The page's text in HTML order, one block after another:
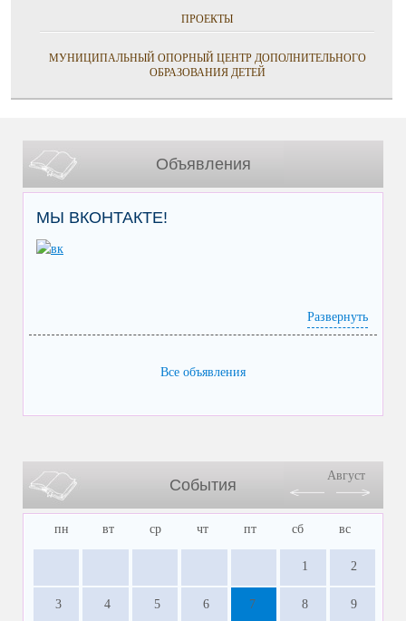
ПРОЕКТЫ
МУНИЦИПАЛЬНЫЙ ОПОРНЫЙ ЦЕНТР ДОПОЛНИТЕЛЬНОГО
ОБРАЗОВАНИЯ ДЕТЕЙ
Объявления
МЫ ВКОНТАКТЕ!
Развернуть
Все объявления
События
Август
пн вт ср чт пт сб вс
1 2
3 4 5 6 7 8 9